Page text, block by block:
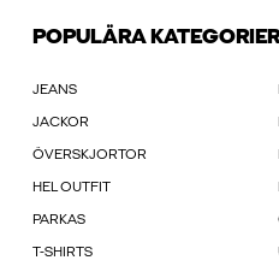
POPULÄRA KATEGORIER
JEANS
JACKOR
ÖVERSKJORTOR
HEL OUTFIT
PARKAS
T-SHIRTS